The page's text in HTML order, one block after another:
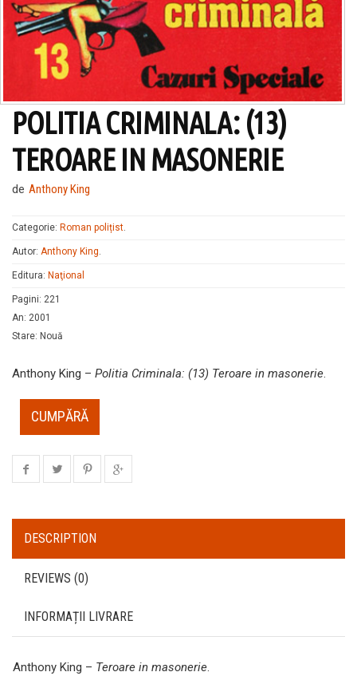
POLITIA CRIMINALA: (13)
TEROARE IN MASONERIE
de Anthony King
Categorie: Roman polițist
Autor: Anthony King
Editura: Naţional
Pagini: 221
An: 2001
Stare: Nouă
Anthony King – Politia Criminala: (13) Teroare in masonerie.
CUMPĂRĂ
DESCRIPTION
REVIEWS (0)
INFORMAȚII LIVRARE
Anthony King – Teroare in masonerie.